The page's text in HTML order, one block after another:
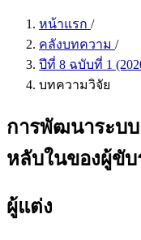
หน้าแรก /
คลังบทความ /
ปีที่ 8 ฉบับที่ 1
บทความวิจัย
การพัฒนาระบ
หลับในของผู้ขั
ผู้แต่ง